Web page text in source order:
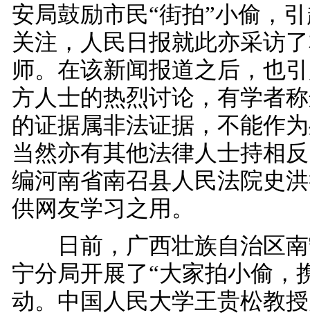
安局鼓励市民“街拍”小偷，
关注，人民日报就此亦采访
师。在该新闻报道之后，也
方人士的热烈讨论，有学者
的证据属非法证据，不能作
当然亦有其他法律人士持相
编河南省南召县人民法院史
供网友学习之用。
日前，广西壮族自治区南
宁分局开展了“大家拍小偷，
动。中国人民大学王贵松教